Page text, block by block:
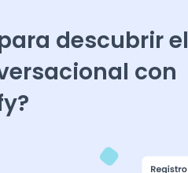
descubrir el
con
?